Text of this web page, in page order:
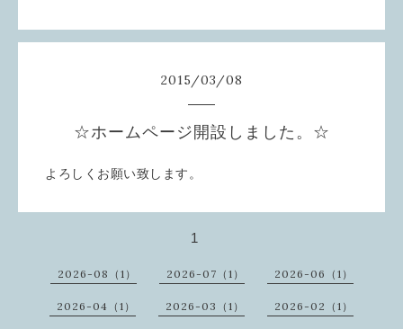
2015/03/08
☆ホームページ開設しました。☆
よろしくお願い致します。
1
2026-08（1） 2026-07（1） 2026-06（1）
2026-04（1） 2026-03（1） 2026-02（1）